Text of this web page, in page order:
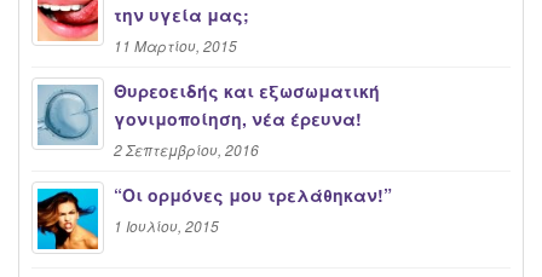
την υγεία μας;
11 Μαρτίου, 2015
Θυρεοειδής και εξωσωματική
γονιμοποίηση, νέα έρευνα!
2 Σεπτεμβρίου, 2016
“Oι ορμόνες μου τρελάθηκαν!”
1 Ιουλίου, 2015